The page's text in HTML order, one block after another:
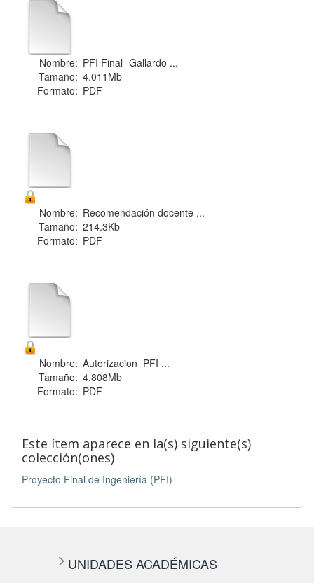
Nombre: PFI Final- Gallardo ...
Tamaño: 4.011Mb
Formato: PDF
Nombre: Recomendación docente ...
Tamaño: 214.3Kb
Formato: PDF
Nombre: Autorizacion_PFI ...
Tamaño: 4.808Mb
Formato: PDF
Este ítem aparece en la(s) siguiente(s)
colección(ones)
Proyecto Final de Ingeniería (PFI)
UNIDADES ACADÉMICAS